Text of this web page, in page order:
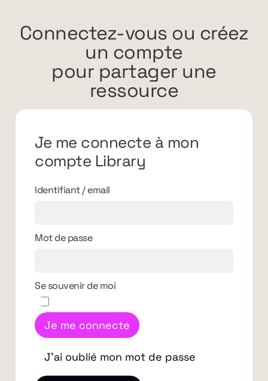
Connectez-vous ou créez
un compte
pour partager une
ressource
Je me connecte à mon
compte Library
Identifiant / email
Mot de passe
Se souvenir de moi
Je me connecte
J'ai oublié mon mot de passe